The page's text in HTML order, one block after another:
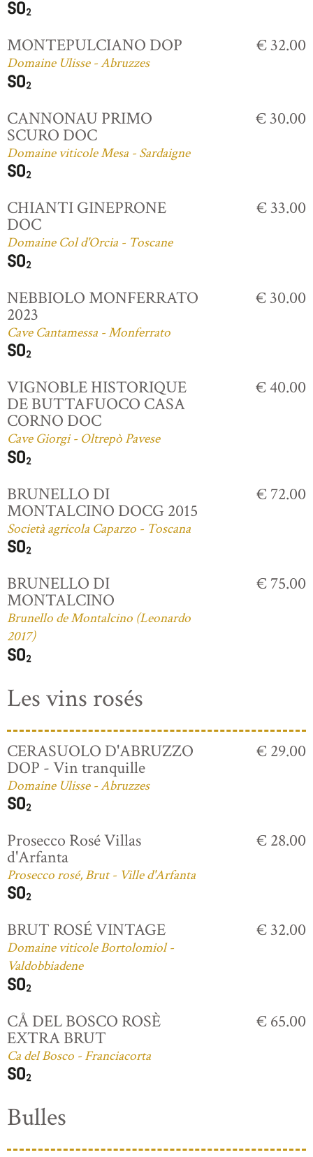
MONTEPULCIANO DOP
Domaine Ulisse - Abruzzes
€ 32.00
CANNONAU PRIMO
SCURO DOC
Domaine viticole Mesa - Sardaigne
€ 30.00
CHIANTI GINEPRONE
DOC
Domaine Col d'Orcia - Toscane
€ 33.00
NEBBIOLO MONFERRATO
2023
Cave Cantamessa - Monferrato
€ 30.00
VIGNOBLE HISTORIQUE
DE BUTTAFUOCO CASA
CORNO DOC
Cave Giorgi - Oltrepò Pavese
€ 40.00
BRUNELLO DI
MONTALCINO DOCG 2015
Società agricola Caparzo - Toscana
€ 72.00
BRUNELLO DI
MONTALCINO
Brunello de Montalcino (Leonardo
2017)
€ 75.00
Les vins rosés
CERASUOLO D'ABRUZZO
DOP - Vin tranquille
Domaine Ulisse - Abruzzes
€ 29.00
Prosecco Rosé Villas
d'Arfanta
Prosecco rosé, Brut - Ville d'Arfanta
€ 28.00
BRUT ROSÉ VINTAGE
Domaine viticole Bortolomiol -
Valdobbiadene
€ 32.00
CÅ DEL BOSCO ROSÈ
EXTRA BRUT
Ca del Bosco - Franciacorta
€ 65.00
Bulles